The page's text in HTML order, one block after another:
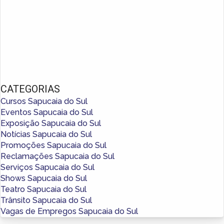
CATEGORIAS
Cursos Sapucaia do Sul
Eventos Sapucaia do Sul
Exposição Sapucaia do Sul
Notícias Sapucaia do Sul
Promoções Sapucaia do Sul
Reclamações Sapucaia do Sul
Serviços Sapucaia do Sul
Shows Sapucaia do Sul
Teatro Sapucaia do Sul
Trânsito Sapucaia do Sul
Vagas de Empregos Sapucaia do Sul